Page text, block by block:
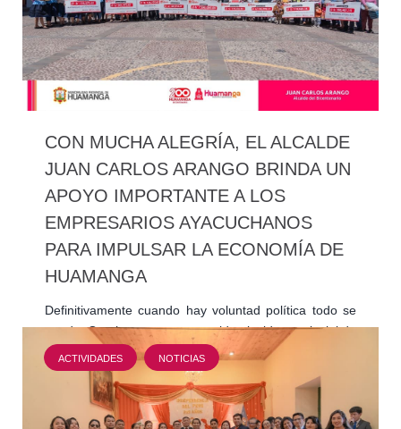
CON MUCHA ALEGRÍA, EL ALCALDE
JUAN CARLOS ARANGO BRINDA UN
APOYO IMPORTANTE A LOS
EMPRESARIOS AYACUCHANOS
PARA IMPULSAR LA ECONOMÍA DE
HUAMANGA
Definitivamente cuando hay voluntad política todo se
puede. Gracias a nuestro querido alcalde provincial de
Huamanga, Juan Carlos Arango, se hizo realidad…
ACTIVIDADES NOTICIAS